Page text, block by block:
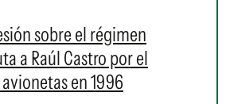
sobre el régimen
a Raúl Castro por el
en 1996